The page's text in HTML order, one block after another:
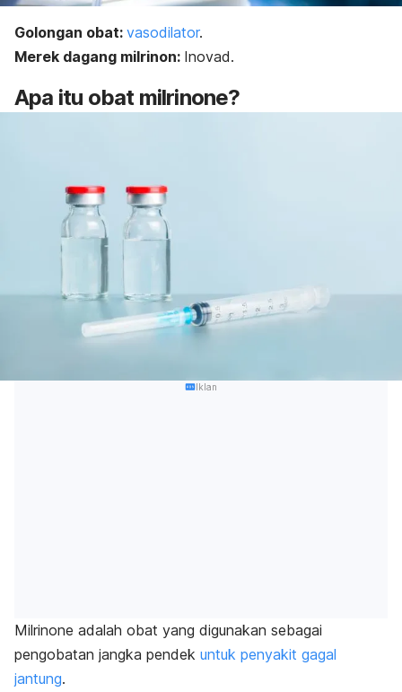
Golongan obat: vasodilator.
Merek dagang milrinon: Inovad.
Apa itu obat milrinone?
Iklan
Milrinone adalah obat yang digunakan sebagai
pengobatan jangka pendek untuk penyakit gagal
jantung.